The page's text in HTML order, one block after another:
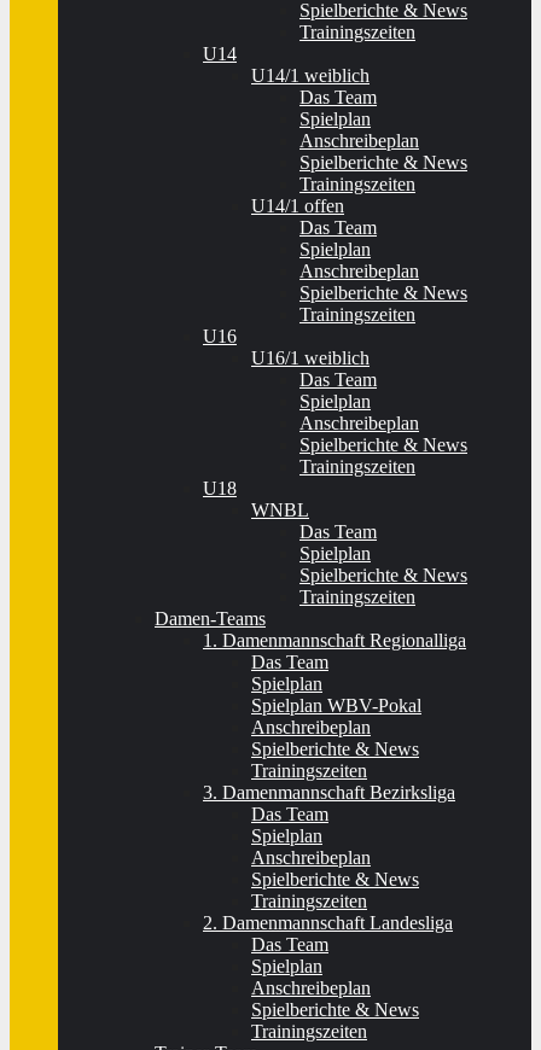
Spielberichte & News
Trainingszeiten
U14
U14/1 weiblich
Das Team
Spielplan
Anschreibeplan
Spielberichte & News
Trainingszeiten
U14/1 offen
Das Team
Spielplan
Anschreibeplan
Spielberichte & News
Trainingszeiten
U16
U16/1 weiblich
Das Team
Spielplan
Anschreibeplan
Spielberichte & News
Trainingszeiten
U18
WNBL
Das Team
Spielplan
Spielberichte & News
Trainingszeiten
Damen-Teams
1. Damenmannschaft Regionalliga
Das Team
Spielplan
Spielplan WBV-Pokal
Anschreibeplan
Spielberichte & News
Trainingszeiten
3. Damenmannschaft Bezirksliga
Das Team
Spielplan
Anschreibeplan
Spielberichte & News
Trainingszeiten
2. Damenmannschaft Landesliga
Das Team
Spielplan
Anschreibeplan
Spielberichte & News
Trainingszeiten